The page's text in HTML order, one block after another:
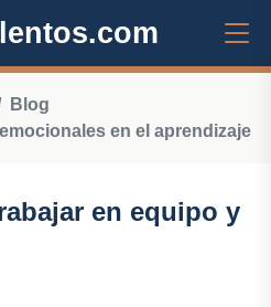
Blog
en el aprendizaje
en equipo y